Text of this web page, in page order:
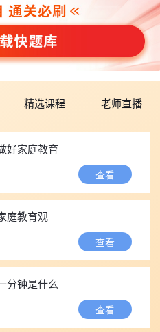
精选课程 老师直播
好家庭教育
查看
庭教育观
查看
分钟是什么
查看